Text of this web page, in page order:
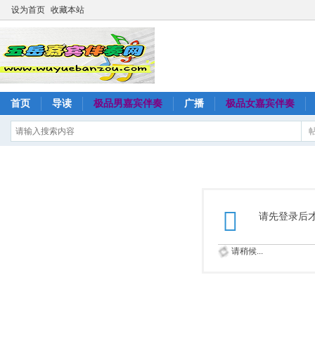
设为首页 收藏本站
首页 导读 极品男嘉宾伴奏 广播 极品女嘉宾伴奏
请先登录后
请稍候...